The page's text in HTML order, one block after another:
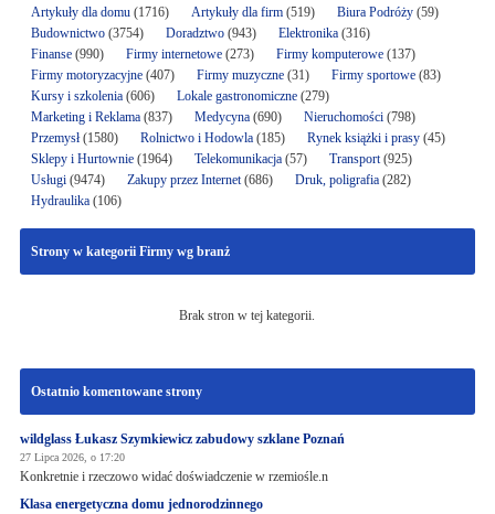
Artykuły dla domu(1716) Artykuły dla firm(519) Biura Podróży(59)
Budownictwo(3754) Doradztwo(943) Elektronika (316)
Finanse(990) Firmy internetowe (273) Firmy komputerowe(137)
Firmy motoryzacyjne(407) Firmy muzyczne(31) Firmy sportowe(83)
Kursy i szkolenia(606) Lokale gastronomiczne(279)
Marketing i Reklama(837) Medycyna(690) Nieruchomości(798)
Przemysł(1580) Rolnictwo i Hodowla(185) Rynek książki i prasy(45)
Sklepy i Hurtownie(1964) Telekomunikacja(57) Transport(925)
Usługi(9474) Zakupy przez Internet(686) Druk, poligrafia(282)
Hydraulika(106)
Strony w kategorii Firmy wg branż
Brak stron w tej kategorii.
Ostatnio komentowane strony
wildglass Łukasz Szymkiewicz zabudowy szklane Poznań
27 Lipca 2026, o 17:20
Konkretnie i rzeczowo widać doświadczenie w rzemiośle.n
Klasa energetyczna domu jednorodzinnego